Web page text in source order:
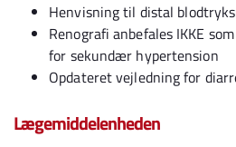
Henvisning til distal
Renografi anbefales IKKE
for sekundær hypertension
Opdateret vejledning for
Lægemiddelenheden